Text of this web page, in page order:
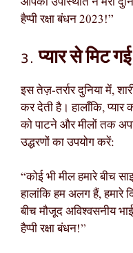
हैप्पी रक्षा बंधन 2023!”
3. प्यार से मिट
इस तेज़-तर्रार दुनिया में,
कर देती है। हालाँकि,
को पाटने और मीलों तक
उद्धरणों का उपयोग करें:
“कोई भी मील हमारे बीच
हालांकि हम अलग हैं,
बीच मौजूद अविश्वसनीय
हैप्पी रक्षा बंधन!”